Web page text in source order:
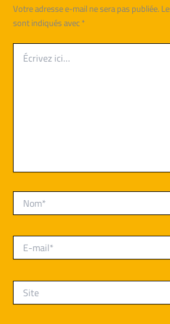
Votre adresse e-mail ne sera pas publiée.
sont indiqués avec*
Écrivez
ici…
Nom*
E-
mail*
Site